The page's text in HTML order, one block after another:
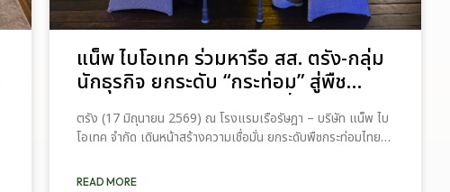
แน็พ ไบโอเทค ร่วมหารือ สส. ตรัง-กลุ่ม
นักธุรกิจ ยกระดับ “กระท่อม” สู่พืช
เศรษฐกิจใหม่ สร้างรายได้ยั่งยืน
ตรัง (17 มิถุนายน 2569) ณ โรงแรมเรือรัษฎา – บริษัท แน็พ ไบ
โอเทค จำกัด เดินหน้าสร้างความเชื่อมั่น ยกระดับพืชกระท่อมไทยสู่
กรรมการบริหาร เปิดวงเสวนาพูดคุยอย่างเป็นกันเองร่วมกับนายก
READ MORE